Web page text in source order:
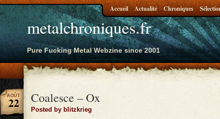
metalchroniques.fr
Pure Fucking Metal Webzine since 2001
Accueil Actualité Chroniques
Coalesce – Ox
Posted by blitzkrieg
AOÛT
22